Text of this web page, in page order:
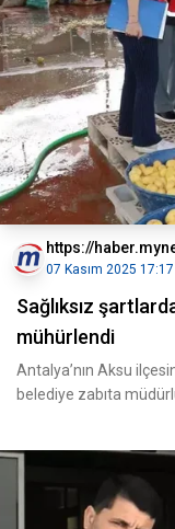
https://
07 Kasım 2025 17:17
Sağlıksız
mühürlendi
Antalya’nın Aksu
belediye zabıta